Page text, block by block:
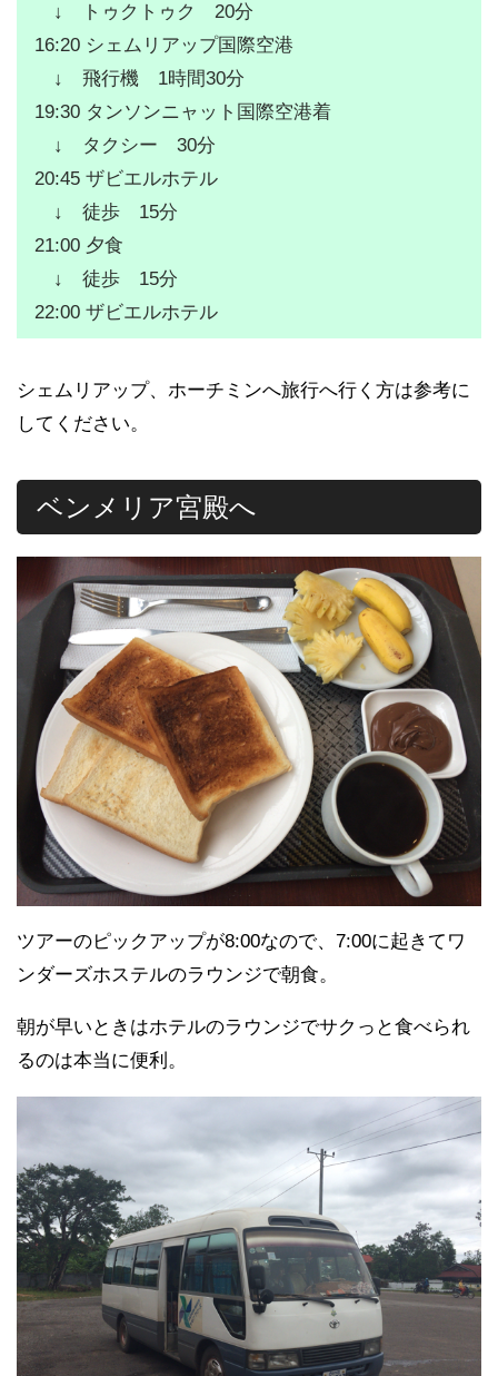
↓ トゥクトゥク 20分
16:20 シェムリアップ国際空港
↓ 飛行機 1時間30分
19:30 タンソンニャット国際空港着
↓ タクシー 30分
20:45 ザビエルホテル
↓ 徒歩 15分
21:00 夕食
↓ 徒歩 15分
22:00 ザビエルホテル
シェムリアップ、ホーチミンへ旅行へ行く方は参考に
してください。
ベンメリア宮殿へ
ツアーのピックアップが8:00なので、7:00に起きてワ
ンダーズホステルのラウンジで朝食。
朝が早いときはホテルのラウンジでサクっと食べられ
るのは本当に便利。